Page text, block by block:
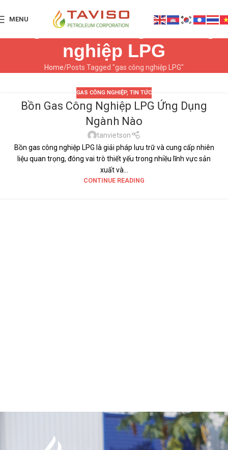
MENUTag Archives: gas công
nghiệp LPG
Home Posts Tagged "gas công nghiệp LPG"
GAS CÔNG NGHIỆP, TIN TỨC
Bồn Gas Công Nghiệp LPG Ứng Dụng
Ngành Nào
tanvietson
Bồn gas công nghiệp LPG là giải pháp lưu trữ và cung cấp nhiên
liệu quan trọng, đóng vai trò thiết yếu trong nhiều lĩnh vực sản
xuất và...
CONTINUE READING